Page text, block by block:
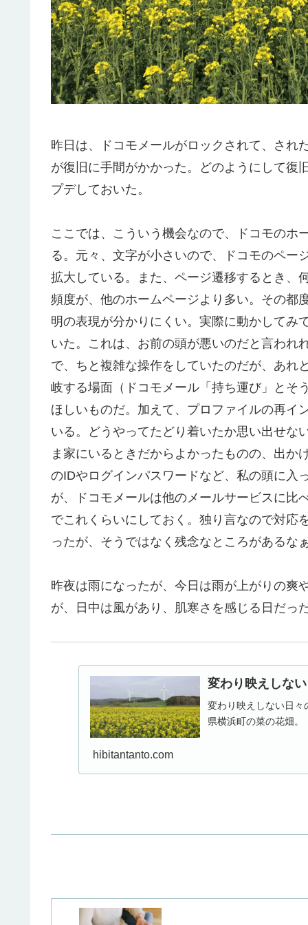
昨日は、ドコモメールがロックされて、され
が復旧に手間がかかった。どのようにして復
プデしておいた。
ここでは、こういう機会なので、ドコモのホ
る。元々、文字が小さいので、ドコモのペー
拡大している。また、ページ遷移するとき、
頻度が、他のホームページより多い。その都
明の表現が分かりにくい。実際に動かしてみ
いた。これは、お前の頭が悪いのだと言われ
で、ちと複雑な操作をしていたのだが、あれ
岐する場面（ドコモメール「持ち運び」とそ
ほしいものだ。加えて、プロファイルの再イ
いる。どうやってたどり着いたか思い出せな
ま家にいるときだからよかったものの、出
のIDやログインパスワードなど、私の頭に入
が、ドコモメールは他のメールサービスに比
でこれくらいにしておく。独り言なので対応
ったが、そうではなく残念なところがあるな
昨夜は雨になったが、今日は雨が上がりの爽
が、日中は風があり、肌寒さを感じる日だっ
変わり映えしな
変わり映えしない日々
県横浜町の菜の花畑。
hibitantanto.com